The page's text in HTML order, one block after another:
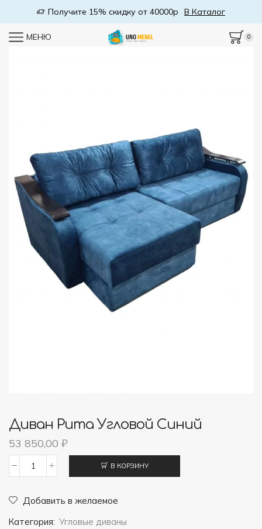
Получите 15% скидку от 40000р В Каталог
МЕНЮ 0
Диван Рита Угловой Синий
53 850,00 ₽
Диван
Рита
В КОРЗИНУ
Добавить в желаемое
Категория: Угловые диваны